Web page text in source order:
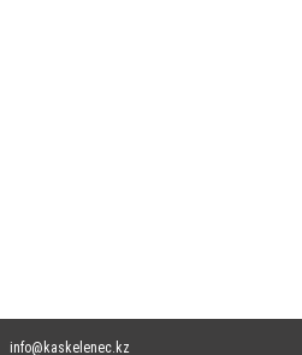
info@kaskelenec.kz